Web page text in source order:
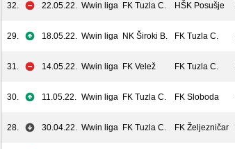
32. 22.05.22. Wwin liga FK Tuzla C. HŠK Posušje
29. 18.05.22. Wwin liga NK Široki B. FK Tuzla C.
31. 14.05.22. Wwin liga FK Velež FK Tuzla C.
30. 11.05.22. Wwin liga FK Tuzla C. FK Sloboda
28. 30.04.22. Wwin liga FK Tuzla C. FK Željezničar